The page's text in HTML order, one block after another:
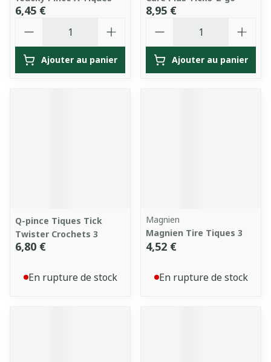
6,45 €
Ajouter au panier
8,95 €
Ajouter au panier
Q-pince Tiques Tick
Twister Crochets 3
6,80 €
En rupture de stock
Magnien
Magnien Tire Tiques 3
4,52 €
En rupture de stock